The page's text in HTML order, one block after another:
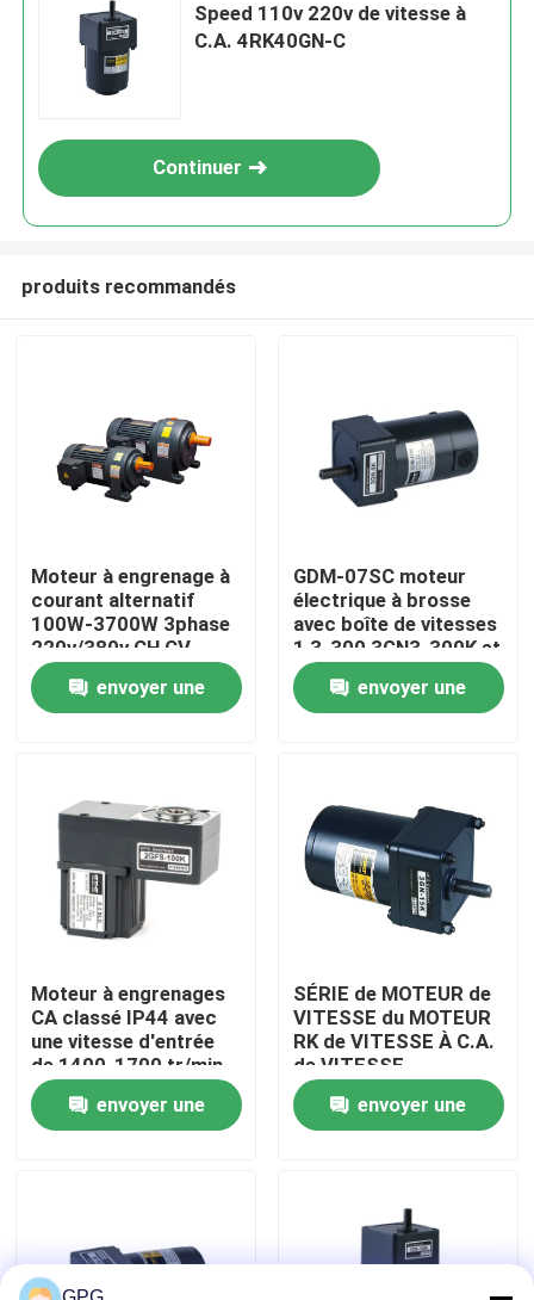
À la maison
Produits
À propos de nous
Visite de l'usine
Contrôle de la qualité
Nous contacter
Nouvelles
moteur de vitesse de C.C
Speed 110v 220v de vitesse à
C.A. 4RK40GN-C
Continuer
produits recommandés
Moteur à engrenage à
courant alternatif
100W-3700W 3phase
220v/380v CH CV
envoyer une
GDM-07SC moteur
électrique à brosse
avec boîte de vitesses
1 3-300 3GN3-300K et
puissance de sortie
12V 24Venvoyer une
Moteur à engrenages
CA classé IP44 avec
une vitesse d'entrée
de 1400-1700 tr/min
et une résistance à
l'isolation de 100 MΩ
min
envoyer une
SÉRIE de MOTEUR de
VITESSE du MOTEUR
RK de VITESSE À C.A.
de VITESSE
CONSTANTE de 70mm
15W 3RK15GN-C
3GN3-200K
envoyer une